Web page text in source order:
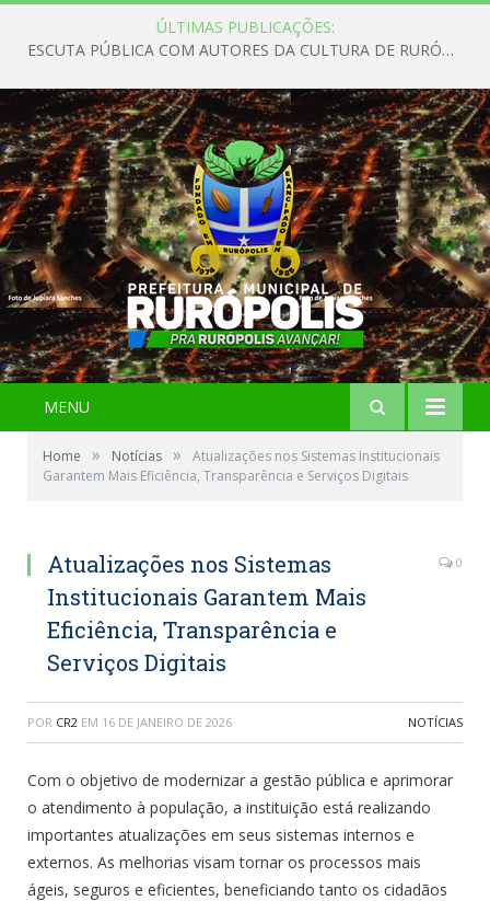
ÚLTIMAS PUBLICAÇÕES:
ESCUTA PÚBLICA COM AUTORES DA CULTURA DE RURÓPOLIS
MENU
Home » Notícias »
Atualizações nos Sistemas Institucionais
Garantem Mais Eficiência, Transparência e Serviços Digitais
Atualizações nos Sistemas
Institucionais Garantem Mais
Eficiência, Transparência e
Serviços Digitais
0
POR CR2 EM 16 DE JANEIRO DE 2026 NOTÍCIAS
Com o objetivo de modernizar a gestão pública e aprimorar
o atendimento à população, a instituição está realizando
importantes atualizações em seus sistemas internos e
externos. As melhorias visam tornar os processos mais
ágeis, seguros e eficientes, beneficiando tanto os cidadãos